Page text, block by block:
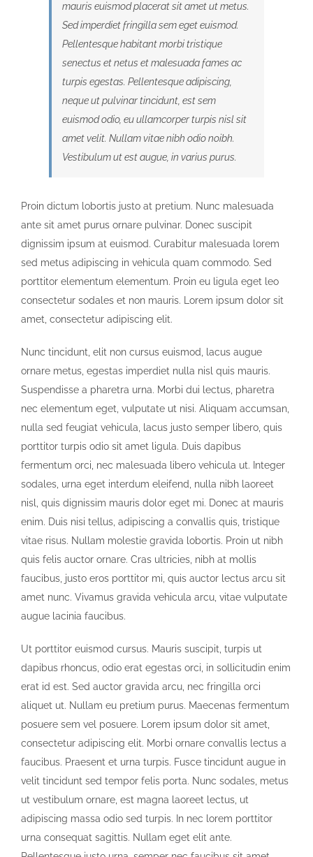
mauris euismod placerat sit amet ut metus.
Sed imperdiet fringilla sem eget euismod.
Pellentesque habitant morbi tristique
senectus et netus et malesuada fames ac
turpis egestas. Pellentesque adipiscing,
neque ut pulvinar tincidunt, est sem
euismod odio, eu ullamcorper turpis nisl sit
amet velit. Nullam vitae nibh odio noibh.
Vestibulum ut est augue, in varius purus.
Proin dictum lobortis justo at pretium. Nunc malesuada
ante sit amet purus ornare pulvinar. Donec suscipit
dignissim ipsum at euismod. Curabitur malesuada lorem
sed metus adipiscing in vehicula quam commodo. Sed
porttitor elementum elementum. Proin eu ligula eget leo
consectetur sodales et non mauris. Lorem ipsum dolor sit
amet, consectetur adipiscing elit.
Nunc tincidunt, elit non cursus euismod, lacus augue
ornare metus, egestas imperdiet nulla nisl quis mauris.
Suspendisse a pharetra urna. Morbi dui lectus, pharetra
nec elementum eget, vulputate ut nisi. Aliquam accumsan,
nulla sed feugiat vehicula, lacus justo semper libero, quis
porttitor turpis odio sit amet ligula. Duis dapibus
fermentum orci, nec malesuada libero vehicula ut. Integer
sodales, urna eget interdum eleifend, nulla nibh laoreet
nisl, quis dignissim mauris dolor eget mi. Donec at mauris
enim. Duis nisi tellus, adipiscing a convallis quis, tristique
vitae risus. Nullam molestie gravida lobortis. Proin ut nibh
quis felis auctor ornare. Cras ultricies, nibh at mollis
faucibus, justo eros porttitor mi, quis auctor lectus arcu sit
amet nunc. Vivamus gravida vehicula arcu, vitae vulputate
augue lacinia faucibus.
Ut porttitor euismod cursus. Mauris suscipit, turpis ut
dapibus rhoncus, odio erat egestas orci, in sollicitudin enim
erat id est. Sed auctor gravida arcu, nec fringilla orci
aliquet ut. Nullam eu pretium purus. Maecenas fermentum
posuere sem vel posuere. Lorem ipsum dolor sit amet,
consectetur adipiscing elit. Morbi ornare convallis lectus a
faucibus. Praesent et urna turpis. Fusce tincidunt augue in
velit tincidunt sed tempor felis porta. Nunc sodales, metus
ut vestibulum ornare, est magna laoreet lectus, ut
adipiscing massa odio sed turpis. In nec lorem porttitor
urna consequat sagittis. Nullam eget elit ante.